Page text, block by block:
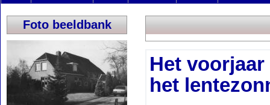
Foto beeldbank
Het
het